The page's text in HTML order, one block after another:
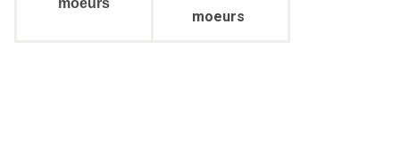
moeurs
moeurs